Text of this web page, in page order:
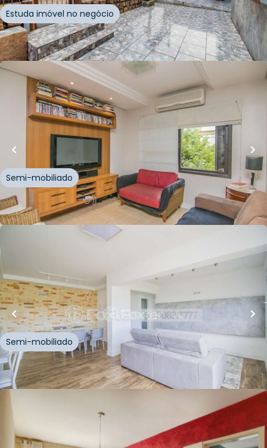
Estuda imóvel no negócio
Whatsapp
Cód.266333
815.000,00
m² •3quartos•2banheiros •2vagas
Apartamento • Residencial Eurico
Rua Eurico Lara
Porto Alegre
Semi-mobiliado
Whatsapp
Cód.157568
76 •3quartos banheiros 2vagas
Apartamento • Connect Residencial
Rua Afonso Pena,Azenha ,Porto Alegre
Semi-mobiliado
Whatsapp
Cód.179881
18% OFF